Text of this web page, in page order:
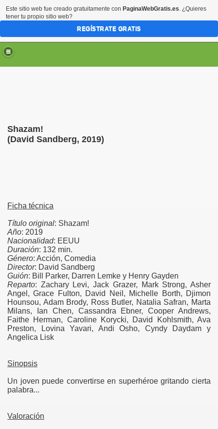
Shazam!
(David Sandberg, 2019)
Ficha técnica
Título original: Shazam!
Año: 2019
Nacionalidad: EEUU
Duración: 132 min.
Género: Acción, Comedia
Director: David Sandberg
Guión: Bill Parker, Darren Lemke y Henry Gayden
Reparto: Zachary Levi, Jack Grazer, Mark Strong, Asher
Angel, Grace Fulton, David Neil, Michelle Borth, Djimon
Hounsou, Adam Brody, Ross Butler, Natalia Safran, Marta
Milans, Ian Chen, Cassandra Ebner, Cooper Andrews,
Faithe Herman, Caroline Korycki, David Kohlsmith, Ava
Preston, Lovina Yavari, Andi Osho, Cyndy Daydam y
Angelica Lisk
Sinopsis
Un joven puede convertirse en superhéroe gritando cierta
palabra...
Valoración
Este sitio web fue creado gratuitamente con PaginaWebGratis.es. ¿Quieres
tener tu propio sitio web?
REGÍSTRATE GRATIS